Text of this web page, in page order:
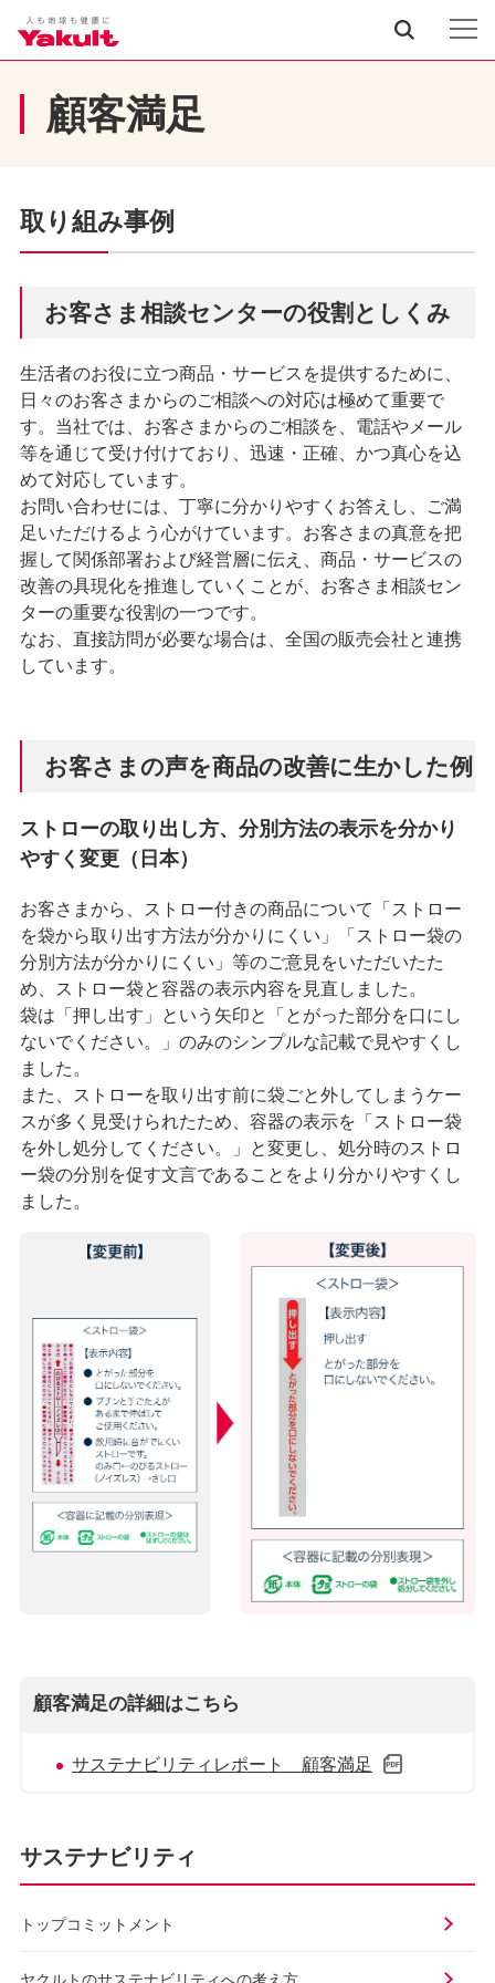
顧客満足
取り組み事例
お客さま相談センターの役割としくみ
生活者のお役に立つ商品・サービスを提供するために、
日々のお客さまからのご相談への対応は極めて重要で
す。当社では、お客さまからのご相談を、電話やメール
等を通じて受け付けており、迅速・正確、かつ真心を込
めて対応しています。
お問い合わせには、丁寧に分かりやすくお答えし、ご満
足いただけるよう心がけています。お客さまの真意を把
握して関係部署および経営層に伝え、商品・サービスの
改善の具現化を推進していくことが、お客さま相談セン
ターの重要な役割の一つです。
なお、直接訪問が必要な場合は、全国の販売会社と連携
しています。
お客さまの声を商品の改善に生かした例
ストローの取り出し方、分別方法の表示を分かり
やすく変更（日本）
お客さまから、ストロー付きの商品について「ストロー
を袋から取り出す方法が分かりにくい」「ストロー袋の
分別方法が分かりにくい」等のご意見をいただいたた
め、ストロー袋と容器の表示内容を見直しました。
袋は「押し出す」という矢印と「とがった部分を口にし
ないでください。」のみのシンプルな記載で見やすくし
ました。
また、ストローを取り出す前に袋ごと外してしまうケー
スが多く見受けられたため、容器の表示を「ストロー袋
を外し処分してください。」と変更し、処分時のストロ
ー袋の分別を促す文言であることをより分かりやすくし
ました。
顧客満足の詳細はこちら
サステナビリティレポート 顧客満足
サステナビリティ
トップコミットメント
ヤクルトのサステナビリティへの考え方